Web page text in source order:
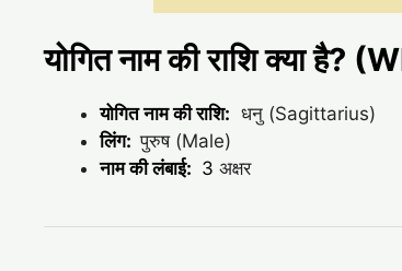
योगित नाम की राशि क्या
योगित नाम की राशि: धनु (Sagittarius)
लिंग: पुरुष (Male)
नाम की लंबाई: 3 अक्षर